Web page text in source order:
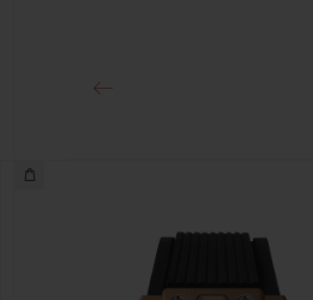
schwarzplattiertem Titan